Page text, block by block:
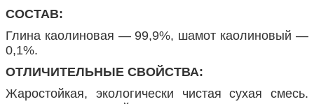
СОСТАВ:
Глина каолиновая — 99,9%, шамот каолиновый —
0,1%.
ОТЛИЧИТЕЛЬНЫЕ СВОЙСТВА:
Жаростойкая, экологически чистая сухая смесь.